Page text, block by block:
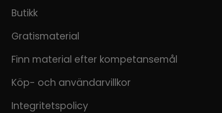
Butikk
Gratismaterial
Finn material efter kompetansemål
Köp- och användarvillkor
Integritetspolicy